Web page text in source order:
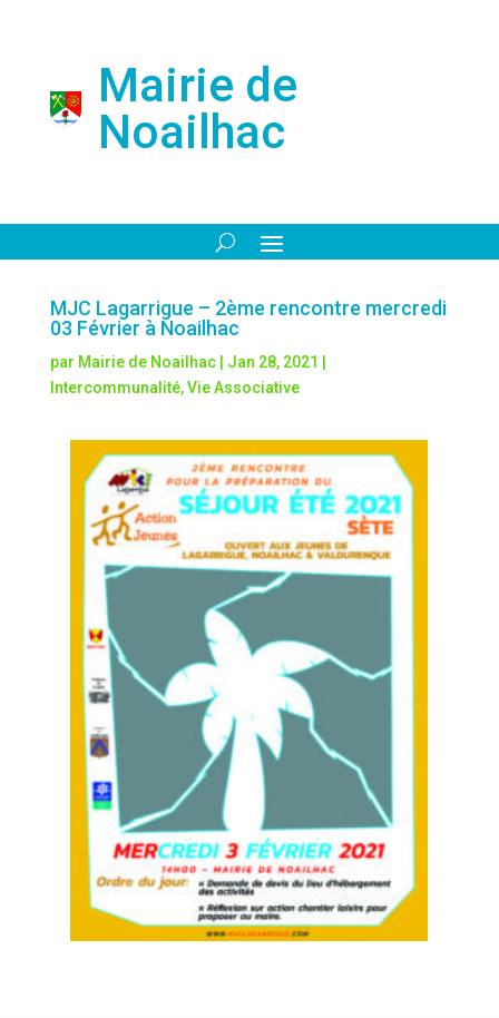
Mairie de
Noailhac
MJC Lagarrigue – 2ème rencontre mercredi
03 Février à Noailhac
par Mairie de Noailhac| Jan 28, 2021
Intercommunalité,Vie Associative